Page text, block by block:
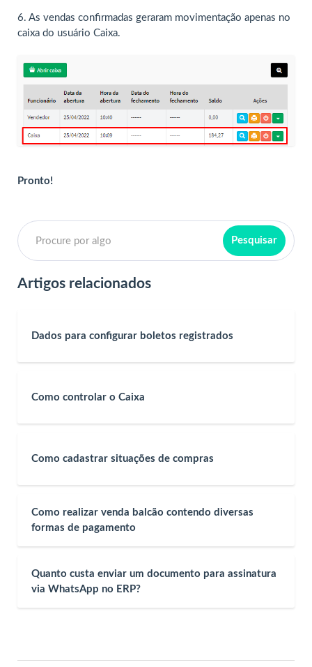
6. As vendas confirmadas geraram movimentação apenas no
caixa do usuário Caixa.
Pronto!
Artigos relacionados
Dados para configurar boletos registrados
Como controlar o Caixa
Como cadastrar situações de compras
Como realizar venda balcão contendo diversas
formas de pagamento
Quanto custa enviar um documento para assinatura
via WhatsApp no ERP?